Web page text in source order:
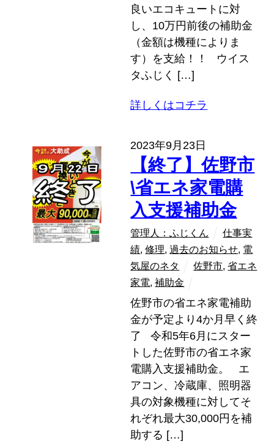
良いエコキュートに対
し、10万円前後の補助金
（金額は機種によりま
す）を支給！！ ウイス
タふじく […]
詳しくはコチラ
2023年9月23日
【終了】佐野市
\省エネ家電購
入支援補助金
管理人：ふじくん
仕事実
績,修理,過去のお知らせ, 電
気屋のネタ
佐野市,省エネ
家電,補助金
佐野市の省エネ家電補助
金が予定より4か月早く終
了 令和5年6月にスター
トした佐野市の省エネ家
電購入支援補助金。 エ
アコン、冷蔵庫、照明器
具の対象機種に対してそ
れぞれ最大30,000円を補
助する […]